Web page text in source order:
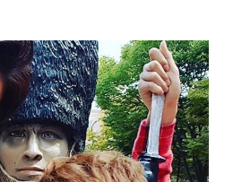
韓国トレンド 韓国旅行 韓国ファッション
人気 アイドル 韓国ドラマ